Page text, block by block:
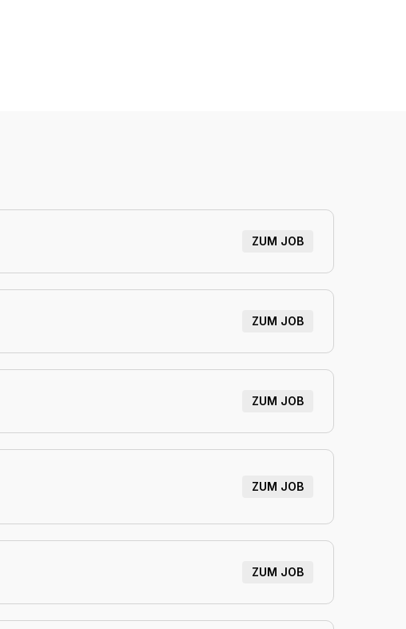
ZUM JOB
ZUM JOB
ZUM JOB
ZUM JOB
ZUM JOB